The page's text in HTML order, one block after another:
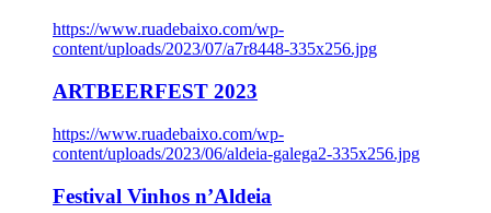
https://www.ruadebaixo.com/wp-
content/uploads/2023/07/a7r8448-335x256.jpg
ARTBEERFEST 2023
https://www.ruadebaixo.com/wp-
content/uploads/2023/06/aldeia-galega2-335x256.jpg
Festival Vinhos n’Aldeia